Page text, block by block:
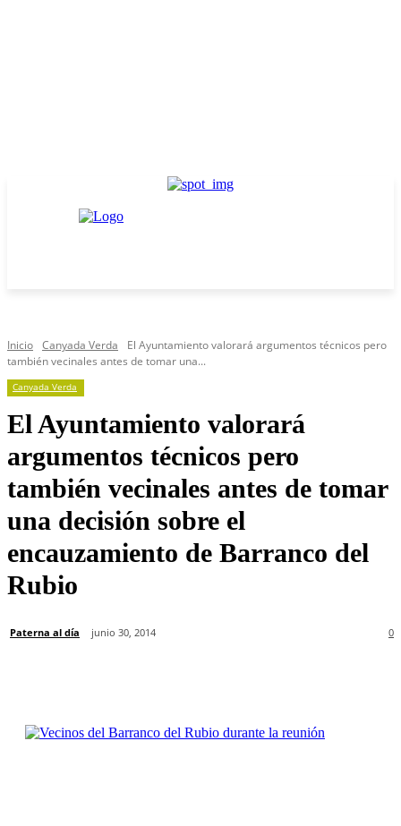
Inicio Canyada Verda
El Ayuntamiento valorará argumentos técnicos pero
también vecinales antes de tomar una...
Canyada Verda
El Ayuntamiento valorará
argumentos técnicos pero
también vecinales antes de tomar
una decisión sobre el
encauzamiento de Barranco del
Rubio
Paterna al día junio 30, 2014 0